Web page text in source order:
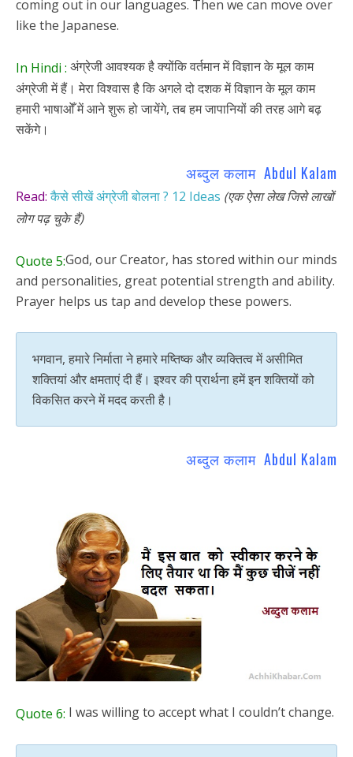
coming out in our languages. Then we can move over
like the Japanese.
In Hindi : अंग्रेजी आवश्यक है क्योंकि वर्तमान में विज्ञान के मूल काम
अंग्रेजी में हैं। मेरा विश्वास है कि अगले दो दशक में विज्ञान के मूल काम
हमारी भाषाओँ में आने शुरू हो जायेंगे, तब हम जापानियों की तरह आगे बढ़
सकेंगे।
अब्दुल कलाम Abdul Kalam
Read: कैसे सीखें अंग्रेजी बोलना ? 12 Ideas (एक ऐसा लेख जिसे लाखों
लोग पढ़ चुके हैं)
Quote 5:God, our Creator, has stored within our minds
and personalities, great potential strength and ability.
Prayer helps us tap and develop these powers.
भगवान, हमारे निर्माता ने हमारे मष्तिष्क और व्यक्तित्व में असीमित
शक्तियां और क्षमताएं दी हैं। इश्वर की प्रार्थना हमें इन शक्तियों को
विकसित करने में मदद करती है।
अब्दुल कलाम Abdul Kalam
Quote 6: I was willing to accept what I couldn’t change.